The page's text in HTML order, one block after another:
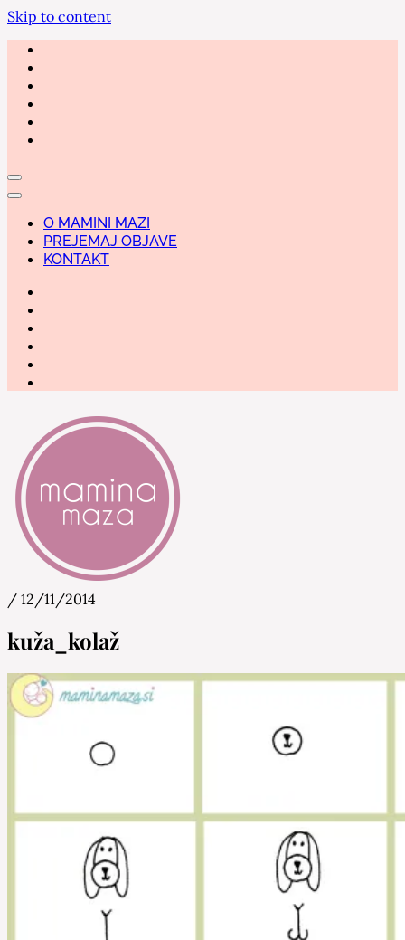
Skip to content
O MAMINI MAZI
PREJEMAJ OBJAVE
KONTAKT
Mamina Maza
/ 12/11/2014
kuža_kolaž